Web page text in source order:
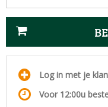
Log in met je
Voor 12:00u